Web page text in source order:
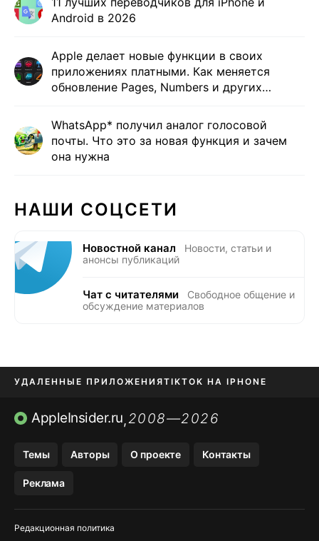
Android в 2026
Apple делает новые функции в своих
приложениях платными. Как меняется
обновление Pages, Numbers и других
WhatsApp* получил аналог голосовой
почты. Что это за новая функция и зачем
она нужна
НАШИ СОЦСЕТИ
Новостной канал
Новости, статьи и
анонсы публикаций
Чат с читателями
Свободное общение и
обсуждение материалов
УДАЛЕННЫЕ ПРИЛОЖЕНИЯTIKTOK НА IPHONE
ПРИЛОЖЕНИЯ БЕЗ APP STORE
AppleInsider.ru,2008—2026
Темы Авторы О проекте Контакты
Реклама
Редакционная политика